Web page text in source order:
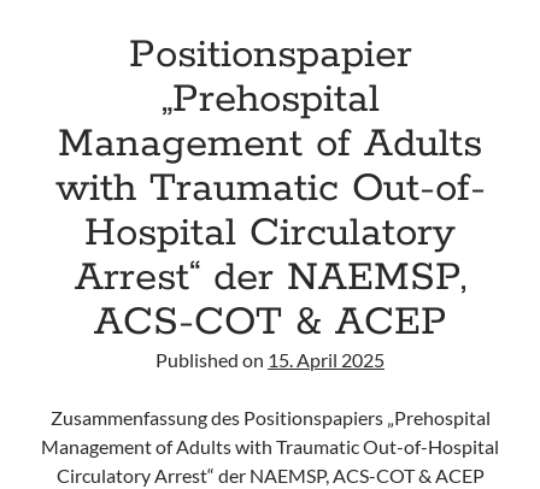
Positionspapier
„Prehospital
Management of Adults
with Traumatic Out-of-
Hospital Circulatory
Arrest“ der NAEMSP,
ACS-COT & ACEP
Published on 15. April 2025
Zusammenfassung des Positionspapiers „Prehospital
Management of Adults with Traumatic Out-of-Hospital
Circulatory Arrest“ der NAEMSP, ACS-COT & ACEP